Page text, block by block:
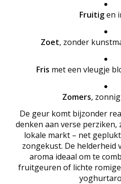
Fruitigen
Zoet, zonder
Fris met een vleugje
Zomers,
De geur komt bijzonder
denken aan verse perziken,
lokale markt – net
zongekust. De helderheid
aroma ideaal om te
fruitgeuren of lichte